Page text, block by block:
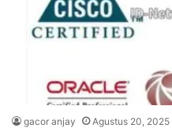
gacor anjay Agustus 20, 2025